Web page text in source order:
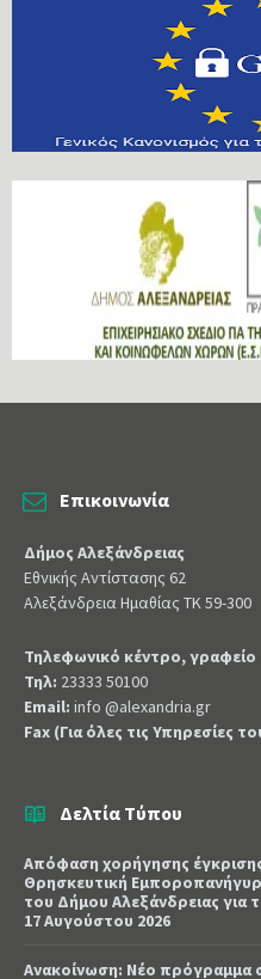
Επικοινωνία
Δήμος Αλεξάνδρειας
Εθνικής Αντίστασης 62
Αλεξάνδρεια Ημαθίας ΤΚ 59-300
Τηλεφωνικό κέντρο,
Τηλ: 23333 50100
Email: info @alexandria.gr
Fax (Για όλες τις Υπηρεσίες
Δελτία Τύπου
Απόφαση χορήγησης
Θρησκευτική
του Δήμου Αλεξάνδρειας για
17 Αυγούστου 2026
Ανακοίνωση: Νέο πρόγραμμα